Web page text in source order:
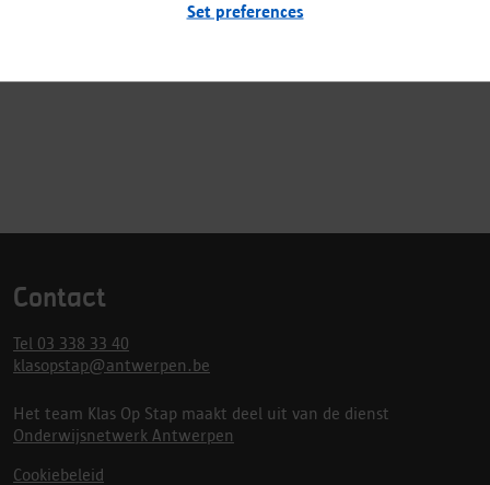
Set preferences
Heb je nog andere vragen? Contacteer dan de
Contact
Tel 03 338 33 40
klasopstap@antwerpen.be
Het team Klas Op Stap maakt deel uit van de dienst
Onderwijsnetwerk Antwerpen
Cookiebeleid